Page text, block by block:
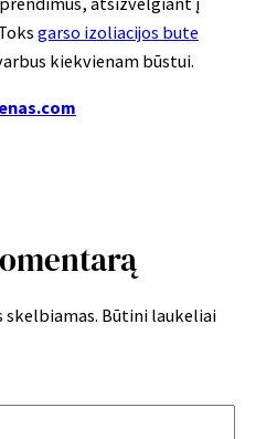
garso izoliacijos bute
kiekvienam būstui.
skelbiamas. Būtini laukeliai